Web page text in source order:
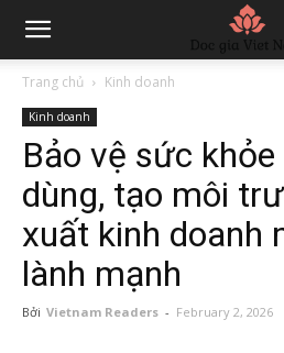
Trang chủ Kinh doanh
Kinh doanh
Bảo vệ sức
dùng, tạo môi
xuất kinh doanh
lành mạnh
Bởi Vietnam Readers - February 2, 2026